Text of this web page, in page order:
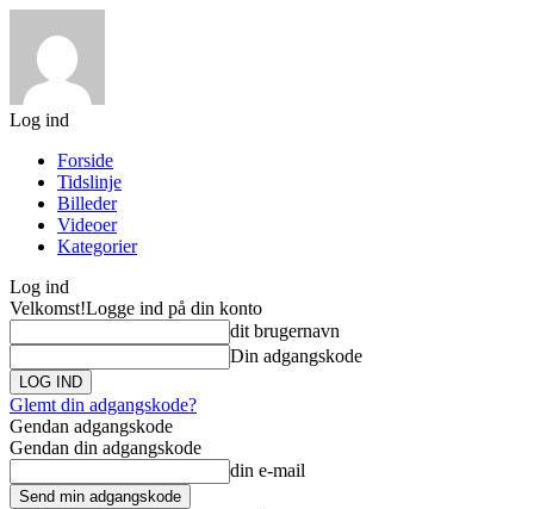
Log ind
Forside
Tidslinje
Billeder
Videoer
Kategorier
Log ind
Velkomst!Logge ind på din konto
dit brugernavn
Din adgangskode
Glemt din adgangskode?
Gendan adgangskode
Gendan din adgangskode
din e-mail